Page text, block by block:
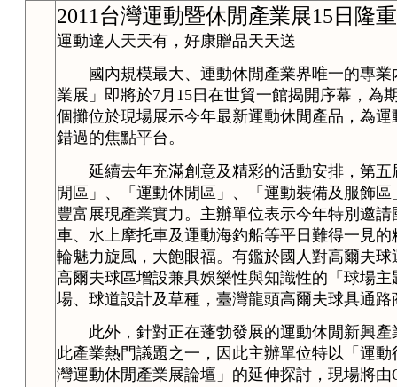
2011台灣運動暨休閒產業展15日隆
運動達人天天有，好康贈品天天送
國內規模最大、運動休閒產業界唯一的專業
業展」即將於7月15日在世貿一館揭開序幕，為
個攤位於現場展示今年最新運動休閒產品，為
錯過的焦點平台。
延續去年充滿創意及精彩的活動安排，第五
閒區」、「運動休閒區」、「運動裝備及服飾
豐富展現產業實力。主辦單位表示今年特別邀
車、水上摩托車及運動海釣船等平日難得一見
輪魅力旋風，大飽眼福。有鑑於國人對高爾夫
高爾夫球區增設兼具娛樂性與知識性的「球場
場、球道設計及草種，臺灣龍頭高爾夫球具通
此外，針對正在蓬勃發展的運動休閒新興產
此產業熱門議題之一，因此主辦單位特以「運
灣運動休閒產業展論壇」的延伸探討，現場將